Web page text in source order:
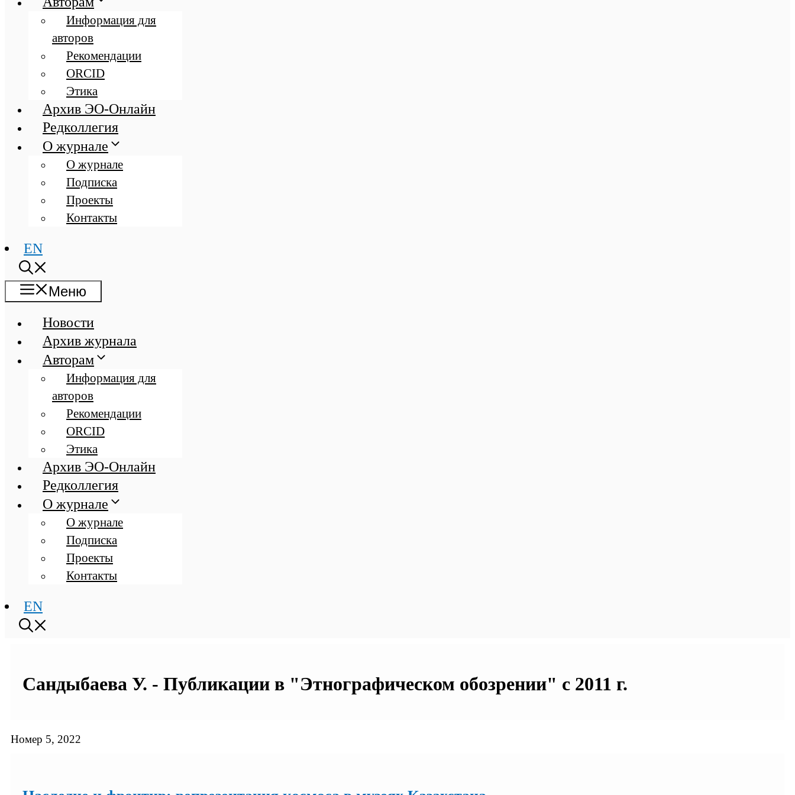
Информация для
авторов
Рекомендации
ORCID
Этика
Архив ЭО-Онлайн
Редколлегия
О журнале
О журнале
Подписка
Проекты
Контакты
EN
Меню
Новости
Архив журнала
Авторам
Информация для
авторов
Рекомендации
ORCID
Этика
Архив ЭО-Онлайн
Редколлегия
О журнале
О журнале
Подписка
Проекты
Контакты
EN
Сандыбаева У. - Публикации в "Этнографическом обозрении" с 2011 г.
Номер 5, 2022